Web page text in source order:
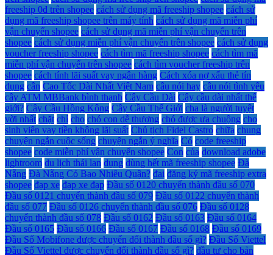
freeship 0đ trên shopee cách sử dụng mã freeship shopee cách sử
dụng mã freeship shopee trên máy tính cách sử dụng mã miễn phí
vận chuyển shopee cách sử dụng mã miễn phí vận chuyển trên
shopee cách sử dụng miễn phí vận chuyển trên shopee cách sử dụng
voucher freeship shopee cách tìm mã freeship shopee cách tìm mã
miễn phí vận chuyển trên shopee cách tìm voucher freeship trên
shopee cách tính lãi suất vay ngân hàng Cách xóa nợ xấu thẻ tín
dụng cân Cao Tốc Dài Nhất Việt Nam câu nói hay câu nói tình yêu
cây ATM MBBank bình thạnh Cây Cầu Dài Cây cầu dài nhất thế
giới? Cây Cầu Hồng Kông Cây Cầu Thế Giới cha là người tuyệt
vời nhất chặt chỉ cho chó con dễ thương chó được ưa chuộng cho
sinh viên vay tiền không lãi suất Chủ tịch Fidel Castro chữa chung
chuyện ngắn cuộc sống chuyện ngắn ý nghĩa Có code freeship
shopee code miễn phí vận chuyển shopee Con của download adobe
lightroom du lịch thái lan dụng dùng hết mã freeship shopee Đà
Nẵng Đà Nẵng Có Bao Nhiêu Quận? đai đăng ký mã freeship extra
shopee đạp xe đạp xe đạp Đầu số 0120 chuyển thành đầu số 070
Đầu số 0121 chuyển thành đầu số 079 Đầu số 0122 chuyển thành
đầu số 077 Đầu số 0126 chuyển thành đầu số 076 Đầu số 0128
chuyển thành đầu số 078 Đầu số 0162 Đầu số 0163 Đầu số 0164
Đầu số 0165 Đầu số 0166 Đầu số 0167 Đầu số 0168 Đầu số 0169
Đầu Số Mobifone được chuyển đổi thành đầu số gì? Đầu Số Viettel
Đầu Số Viettel được chuyển đổi thành đầu số gì? đầu tư cho bản